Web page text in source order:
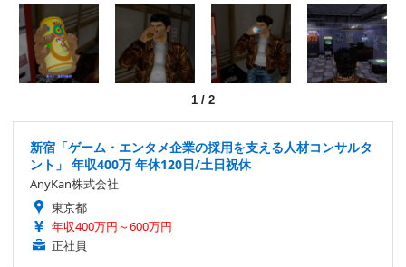
1 / 2
新宿「ゲーム・エンタメ企業の採用を支える人材コンサルタ
ント」 年収400万 年休120日/土日祝休
AnyKan株式会社
東京都
年収400万円～600万円
正社員